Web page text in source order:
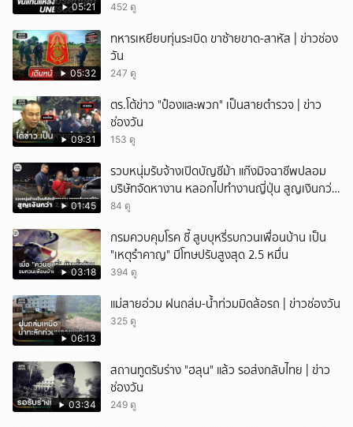
05:21 452 ดู
05:32
ทหารเหยียบทุ่นระเบิด ขาซ้ายขาด-สาหัส | ข่าวช่อง
วัน
247 ดู
09:31
ตร.โต้ข่าว "ป๋องและพวก" เป็นสายตำรวจ | ข่าว
ช่องวัน
153 ดู
01:45
รวบหนุ่มรับจ้างเปิดบัญชีม้า แก๊งมิจฉาชีพปลอม
บริษัทจัดหางาน หลอกไปทำงานญี่ปุ่น สูญเงินกว่า
2.96 แสนบาท
84 ดู
03:18
กรมควบคุมโรค ชี้ สูบบุหรี่รบกวนเพื่อนบ้าน เป็น
"เหตุรำคาญ" มีโทษปรับสูงสุด 2.5 หมื่น
394 ดู
06:13
แม่สายอ่วม ฝนถล่ม-น้ำท่วมมิดล้อรถ | ข่าวช่องวัน
325 ดู
03:34
สถานทูตรับร่าง "ฮลุน" แล้ว รอส่งกลับไทย | ข่าว
ช่องวัน
249 ดู